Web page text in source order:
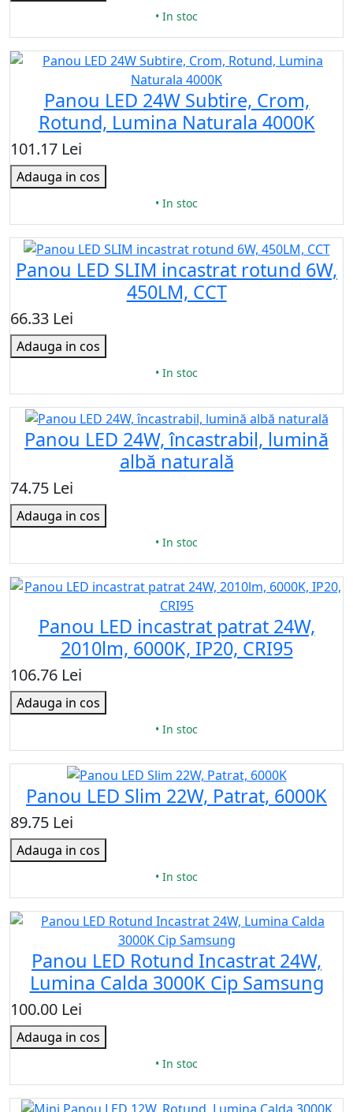
• In stoc
Panou LED 24W Subtire, Crom,
Rotund, Lumina Naturala 4000K
101.17 Lei
Adauga in cos
• In stoc
Panou LED SLIM incastrat rotund 6W,
450LM, CCT
66.33 Lei
Adauga in cos
• In stoc
Panou LED 24W, încastrabil, lumină
albă naturală
74.75 Lei
Adauga in cos
• In stoc
Panou LED incastrat patrat 24W,
2010lm, 6000K, IP20, CRI95
106.76 Lei
Adauga in cos
• In stoc
Panou LED Slim 22W, Patrat, 6000K
89.75 Lei
Adauga in cos
• In stoc
Panou LED Rotund Incastrat 24W,
Lumina Calda 3000K Cip Samsung
100.00 Lei
Adauga in cos
• In stoc